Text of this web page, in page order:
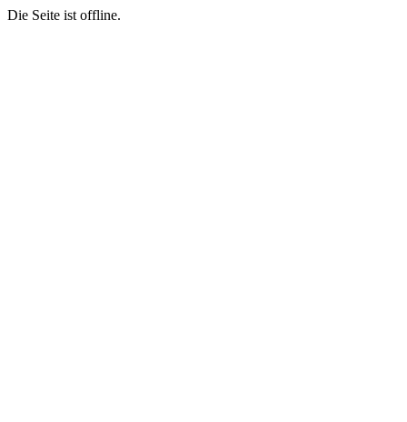
Die Seite ist offline.